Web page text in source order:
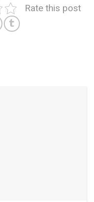
Rate this post